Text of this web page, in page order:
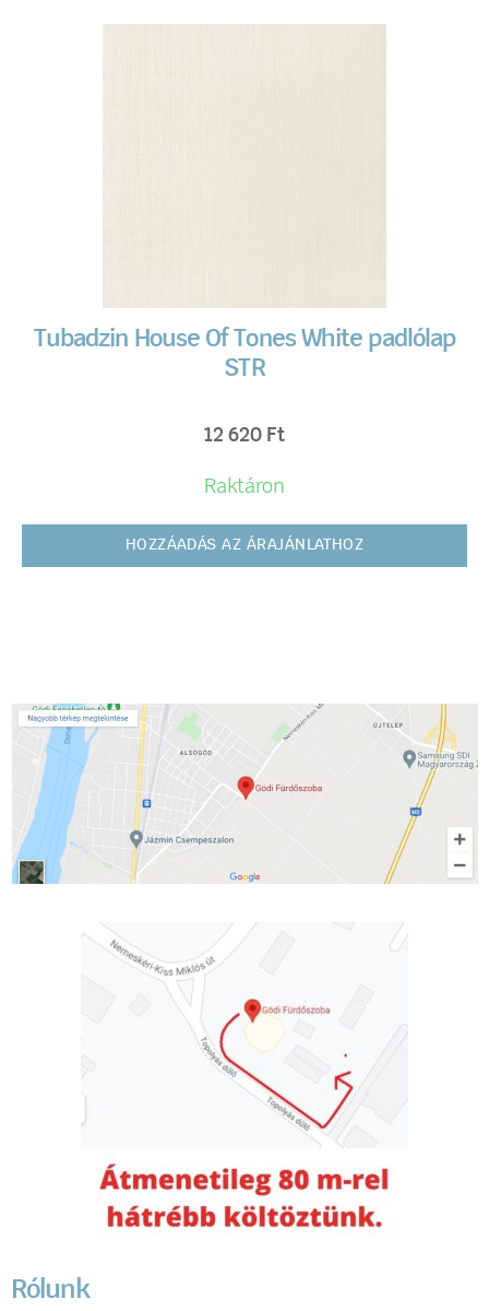
Tubadzin House Of Tones White padlólap
STR
12 620 Ft
Raktáron
HOZZÁADÁS AZ ÁRAJÁNLATHOZ
Rólunk